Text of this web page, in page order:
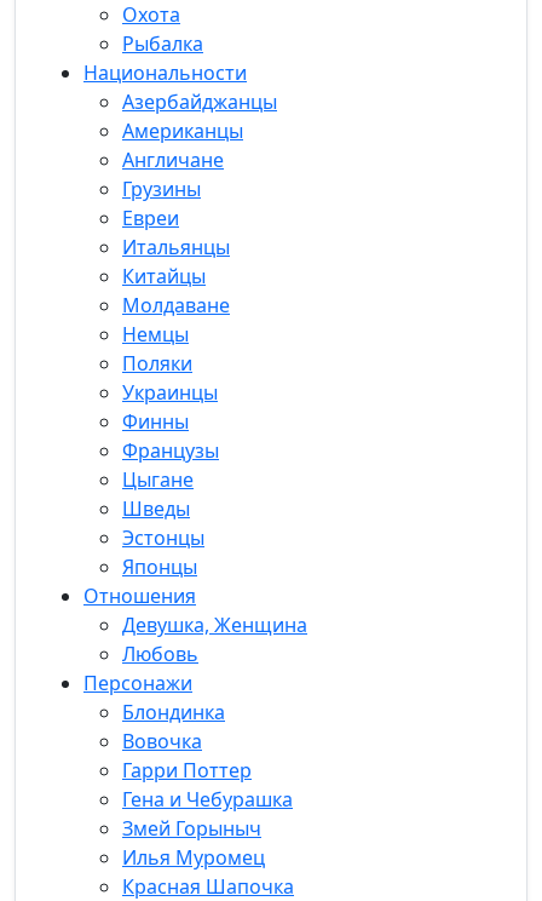
Охота
Рыбалка
Национальности
Азербайджанцы
Американцы
Англичане
Грузины
Евреи
Итальянцы
Китайцы
Молдаване
Немцы
Поляки
Украинцы
Финны
Французы
Цыгане
Шведы
Эстонцы
Японцы
Отношения
Девушка, Женщина
Любовь
Персонажи
Блондинка
Вовочка
Гарри Поттер
Гена и Чебурашка
Змей Горыныч
Илья Муромец
Красная Шапочка